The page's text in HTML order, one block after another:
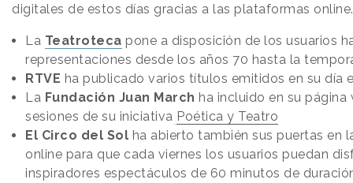
digitales de estos días gracias a las plataformas online.
La Teatroteca pone a disposición de los usuarios
representaciones desde los años 70 hasta la
RTVE ha publicado varios títulos emitidos en su día
La Fundación Juan March ha incluido en su página
sesiones de su iniciativa Poética y Teatro
El Circo del Sol ha abierto también sus puertas en
online para que cada viernes los usuarios puedan
inspiradores espectáculos de 60 minutos de